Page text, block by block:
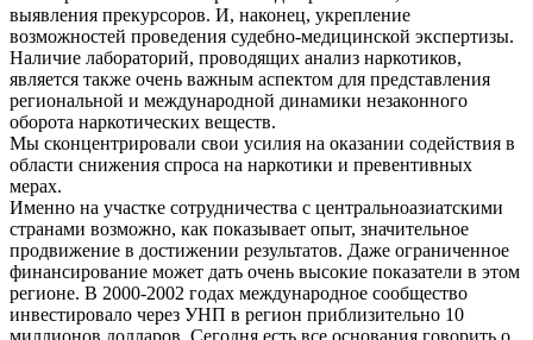
выявления прекурсоров. И, наконец, укрепление
возможностей проведения судебно-медицинской экспертизы.
Наличие лабораторий, проводящих анализ наркотиков,
является также очень важным аспектом для представления
региональной и международной динамики незаконного
оборота наркотических веществ.
Мы сконцентрировали свои усилия на оказании содействия в
области снижения спроса на наркотики и превентивных
мерах.
Именно на участке сотрудничества с центральноазиатскими
странами возможно, как показывает опыт, значительное
продвижение в достижении результатов. Даже ограниченное
финансирование может дать очень высокие показатели в этом
регионе. В 2000-2002 годах международное сообщество
инвестировало через УНП в регион приблизительно 10
миллионов долларов. Сегодня есть все основания говорить о